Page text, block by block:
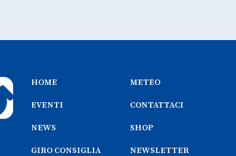
HOME
EVENTI
NEWS
GIRO CONSIGLIA
METEO
CONTATTACI
SHOP
NEWSLETTER